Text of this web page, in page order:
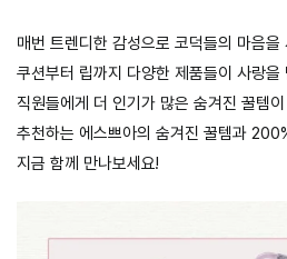
매번 트렌디한 감성으로 코덕들의 마음
쿠션부터 립까지 다양한 제품들이 사랑
직원들에게 더 인기가 많은 숨겨진 꿀템
추천하는 에스쁘아의 숨겨진 꿀템과
지금 함께 만나보세요!